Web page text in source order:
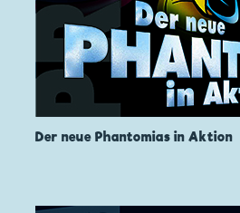
Der neue Phantomias in Aktion